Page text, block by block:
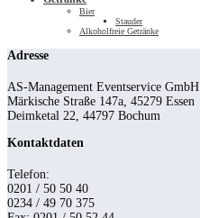
Bier
Stauder
Alkoholfreie Getränke
Adresse
AS-Management Eventservice GmbH
Märkische Straße 147a, 45279 Essen
Deimketal 22, 44797 Bochum
Kontaktdaten
Telefon:
0201 / 50 50 40
0234 / 49 70 375